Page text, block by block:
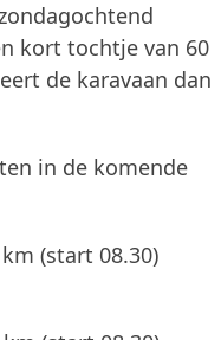
kort tochtje van 60
de karavaan dan
in de komende
(start 08.30)